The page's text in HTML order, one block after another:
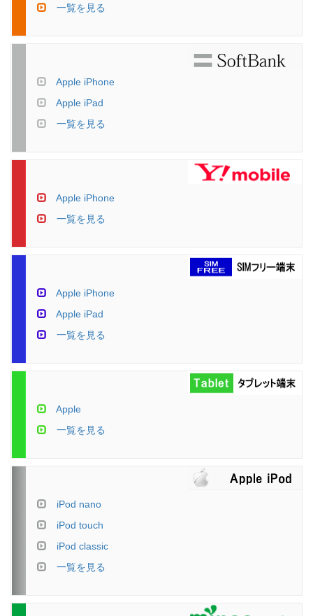
一覧を見る
Apple iPhone
Apple iPad
一覧を見る
Apple iPhone
一覧を見る
Apple iPhone
Apple iPad
一覧を見る
Apple
一覧を見る
iPod nano
iPod touch
iPod classic
一覧を見る